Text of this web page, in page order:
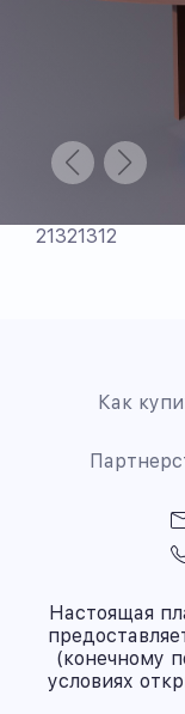
21321312
Как
Настоящая
(конечному
условиях